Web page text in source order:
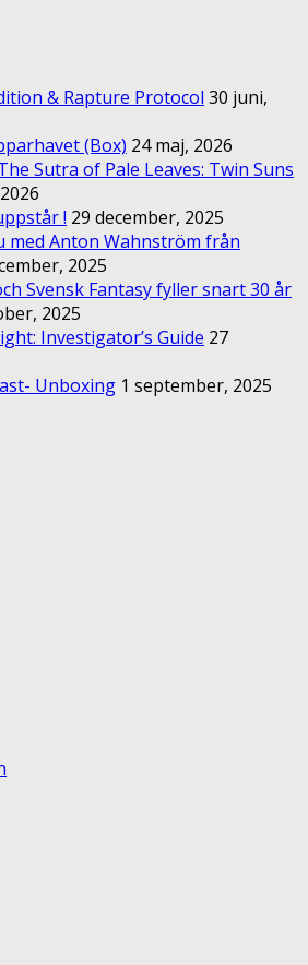
& Rapture Protocol 30 juni,
(Box) 24 maj, 2026
Sutra of Pale Leaves: Twin Suns
! 29 december, 2025
med Anton Wahnström från
2025
Svensk Fantasy fyller snart 30 år
2025
Investigator’s Guide 27
Unboxing 1 september, 2025